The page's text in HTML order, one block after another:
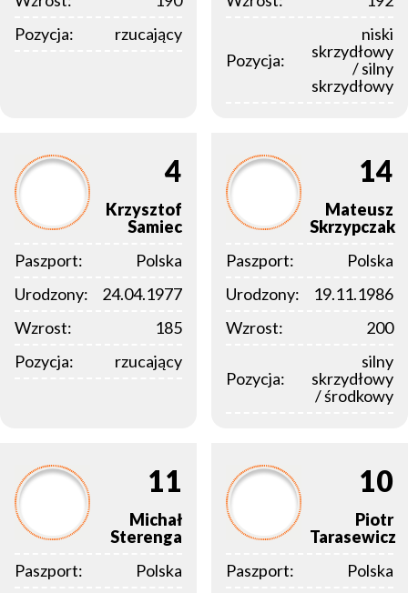
Pozycja:
rzucający
Pozycja:
niski
skrzydłowy
/ silny
skrzydłowy
4
Krzysztof
Samiec
Paszport:
Polska
Urodzony:
24.04.1977
Wzrost:
185
Pozycja:
rzucający
14
Mateusz
Skrzypczak
Paszport:
Polska
Urodzony:
19.11.1986
Wzrost:
200
Pozycja:
silny
skrzydłowy
/ środkowy
11
Michał
Sterenga
Paszport:
Polska
10
Piotr
Tarasewicz
Paszport:
Polska